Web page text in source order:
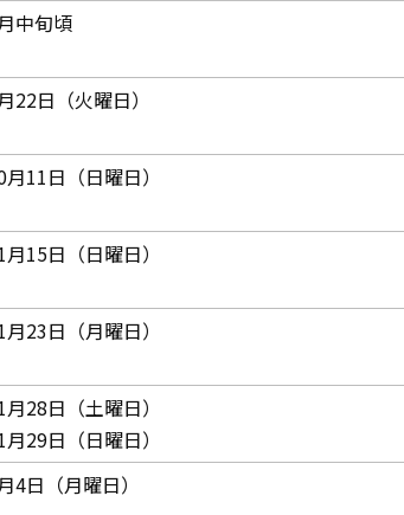
中旬頃
22日（火曜日）
月11日（日曜日）
月15日（日曜日）
月23日（月曜日）
月28日（土曜日）
月29日（日曜日）
4日（月曜日）